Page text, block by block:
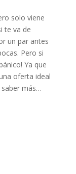
solo viene
te va de
un par antes
Pero si
Ya que
oferta ideal
saber más…